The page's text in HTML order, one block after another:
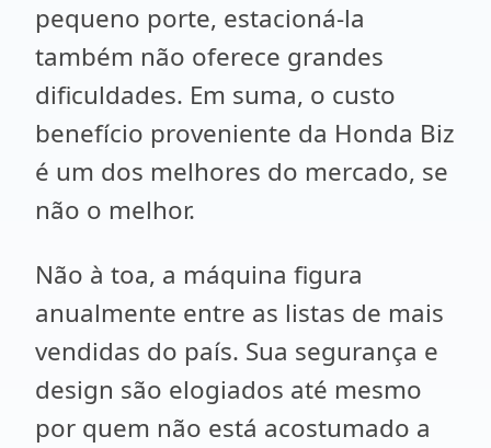
pequeno porte, estacioná-la
também não oferece grandes
dificuldades. Em suma, o custo
benefício proveniente da Honda Biz
é um dos melhores do mercado, se
não o melhor.
Não à toa, a máquina figura
anualmente entre as listas de mais
vendidas do país. Sua segurança e
design são elogiados até mesmo
por quem não está acostumado a